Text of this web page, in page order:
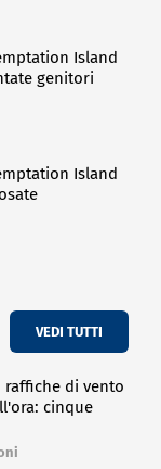
Island
genitori
Island
VEDI TUTTI
raffiche di vento
cinque